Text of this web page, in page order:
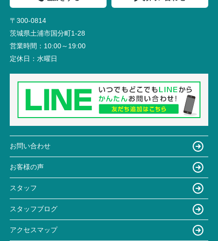
〒300-0814
茨城県土浦市国分町1-28
営業時間： 10:00～19:00
定休日： 水曜日
お問い合わせ
お客様の声
スタッフ
スタッフブログ
アクセスマップ